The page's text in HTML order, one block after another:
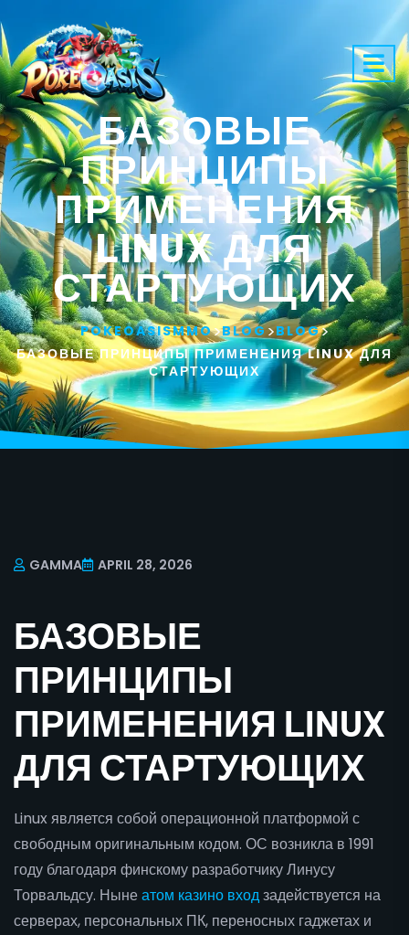
БАЗОВЫЕ
ПРИНЦИПЫ
ПРИМЕНЕНИЯ
LINUX ДЛЯ
СТАРТУЮЩИХ
POKEOASISMMO>BLOG>BLOG>
БАЗОВЫЕ ПРИНЦИПЫ ПРИМЕНЕНИЯ LINUX ДЛЯ
СТАРТУЮЩИХ
GAMMA APRIL 28, 2026
БАЗОВЫЕ
ПРИНЦИПЫ
ПРИМЕНЕНИЯ LINUX
ДЛЯ СТАРТУЮЩИХ
Linux является собой операционной платформой с
свободным оригинальным кодом. ОС возникла в 1991
году благодаря финскому разработчику Линусу
Торвальдсу. Нынеатом казино входзадействуется на
серверах, персональных ПК, переносных гаджетах и